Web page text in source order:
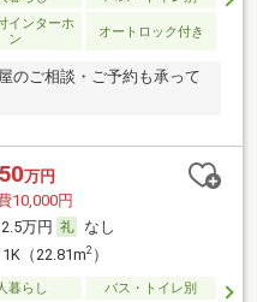
インターホ
ン
オートロック付き
のご相談・ご予約も承って
万円
10,000円
万円
なし
（22.81m2）
暮らし バス・トイレ別